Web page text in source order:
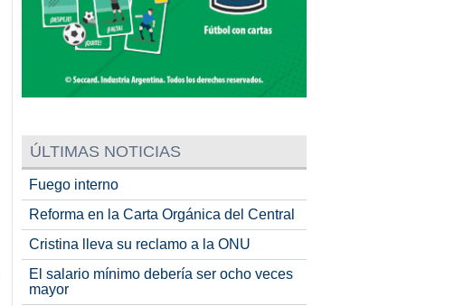
ÚLTIMAS NOTICIAS
Fuego interno
Reforma en la Carta Orgánica del Central
Cristina lleva su reclamo a la ONU
El salario mínimo debería ser ocho veces
mayor